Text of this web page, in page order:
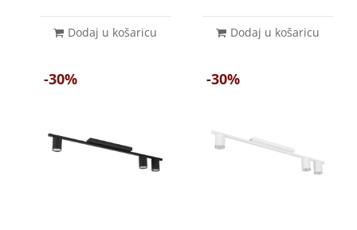
Dodaj u košaricu Dodaj u košaricu
-30% -30%